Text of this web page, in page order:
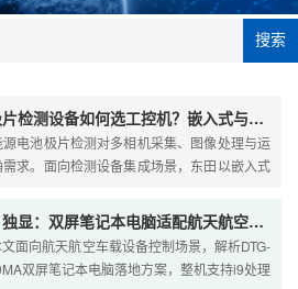
搜索
新能源电池极片检测设备如何选工控机？嵌入式与4U方案解析
池极片检测对多相机采集、图像处理与运
求。面向检测设备集成场景，东田以嵌入式
i9+RTX3070 独显：双屏笔记本电脑适配航天航空车载指挥控制终端
向航天航空车载设备控制场景，解析DTG-
双屏笔记本电脑落地方案，整机支持i9处理